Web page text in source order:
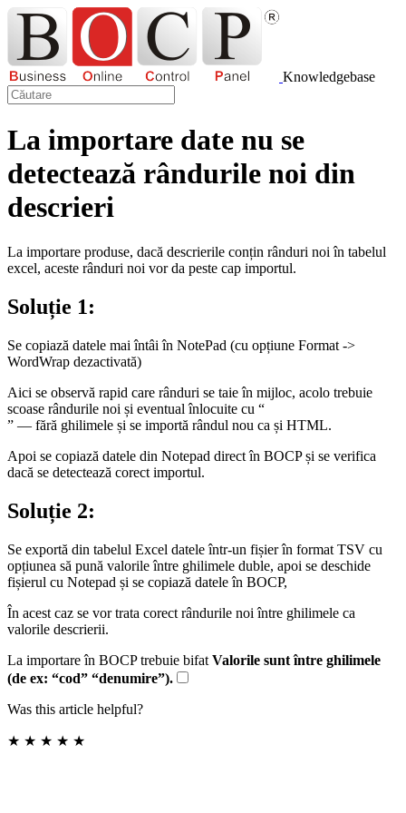
Knowledgebase
La importare date nu se
detectează rândurile noi din
descrieri
La importare produse, dacă descrierile conțin rânduri noi în tabelul
excel, aceste rânduri noi vor da peste cap importul.
Soluție 1:
Se copiază datele mai întâi în NotePad (cu opțiune Format ->
WordWrap dezactivată)
Aici se observă rapid care rânduri se taie în mijloc, acolo trebuie
scoase rândurile noi și eventual înlocuite cu “
” — fără ghilimele și se importă rândul nou ca și HTML.
Apoi se copiază datele din Notepad direct în BOCP și se verifica
dacă se detectează corect importul.
Soluție 2:
Se exportă din tabelul Excel datele într-un fișier în format TSV cu
opțiunea să pună valorile între ghilimele duble, apoi se deschide
fișierul cu Notepad și se copiază datele în BOCP,
În acest caz se vor trata corect rândurile noi între ghilimele ca
valorile descrierii.
La importare în BOCP trebuie bifat Valorile sunt între ghilimele
(de ex: “cod” “denumire”).
Was this article helpful?
★ ★ ★ ★ ★